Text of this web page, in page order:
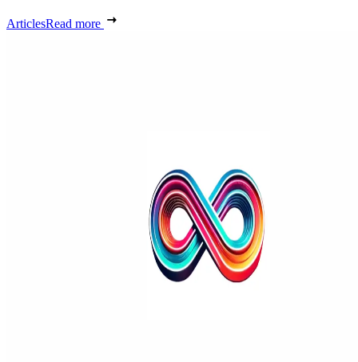
ArticlesRead more